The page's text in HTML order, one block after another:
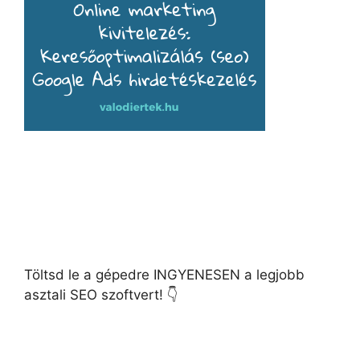
Töltsd le a gépedre INGYENESEN a legjobb
asztali SEO szoftvert! 👇